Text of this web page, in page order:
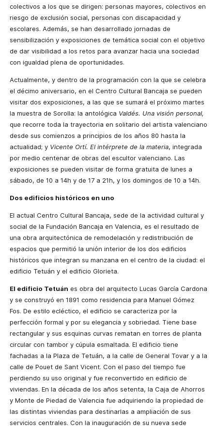
colectivos a los que se dirigen: personas mayores, colectivos en
riesgo de exclusión social, personas con discapacidad y
escolares. Además, se han desarrollado jornadas de
sensibilización y exposiciones de temática social con el objetivo
de dar visibilidad a los retos para avanzar hacia una sociedad
con igualdad plena de oportunidades.
Actualmente, y dentro de la programación con la que se celebra
el décimo aniversario, en el Centro Cultural Bancaja se pueden
visitar dos exposiciones, a las que se sumará el próximo martes
la muestra de Sorolla: la antológica Valdés. Una visión personal,
que recorre toda la trayectoria en solitario del artista valenciano
desde sus comienzos a principios de los años 80 hasta la
actualidad; y Vicente Ortí. El intérprete de la materia, integrada
por medio centenar de obras del escultor valenciano. Las
exposiciones se pueden visitar de forma gratuita de lunes a
sábado, de 10 a 14h y de 17 a 21h, y los domingos de 10 a 14h.
Dos edificios históricos en uno
El actual Centro Cultural Bancaja, sede de la actividad cultural y
social de la Fundación Bancaja en Valencia, es el resultado de
una obra arquitectónica de remodelación y redistribución de
espacios que permitió la unión interior de los dos edificios
históricos que integran su manzana en el centro de la ciudad: el
edificio Tetuán y el edificio Glorieta.
El edificio Tetuán es obra del arquitecto Lucas García Cardona
y se construyó en 1891 como residencia para Manuel Gómez
Fos. De estilo ecléctico, el edificio se caracteriza por la
perfección formal y por su elegancia y sobriedad. Tiene base
rectangular y sus esquinas curvas rematan en torres de planta
circular con tambor y cúpula esmaltada. El edificio tiene
fachadas a la Plaza de Tetuán, a la calle de General Tovar y a la
calle de Pouet de Sant Vicent. Con el paso del tiempo fue
perdiendo su uso original y fue reconvertido en edificio de
viviendas. En la década de los años setenta, la Caja de Ahorros
y Monte de Piedad de Valencia fue adquiriendo la propiedad de
las distintas viviendas para destinarlas a ampliación de sus
servicios centrales. Con la inauguración de su nueva sede